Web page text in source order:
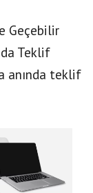
Geçebilir
Teklif
anında teklif